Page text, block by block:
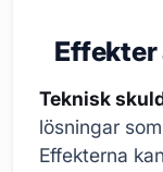
Effekter
Teknisk
lösningar
Effekterna